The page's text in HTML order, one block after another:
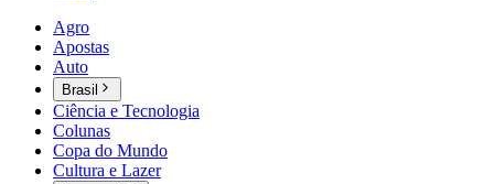
Agro
Apostas
Auto
Brasil
Ciência e Tecnologia
Colunas
Copa do Mundo
Cultura e Lazer